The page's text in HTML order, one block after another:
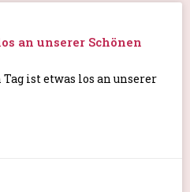
an unserer Schönen
ist etwas los an unserer